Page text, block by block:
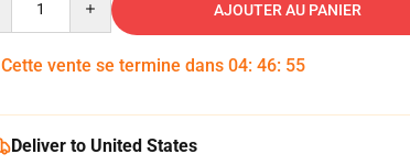
AJOUTER AU PANIER
Cette vente se termine dans 04: 46: 54
Deliver to United States